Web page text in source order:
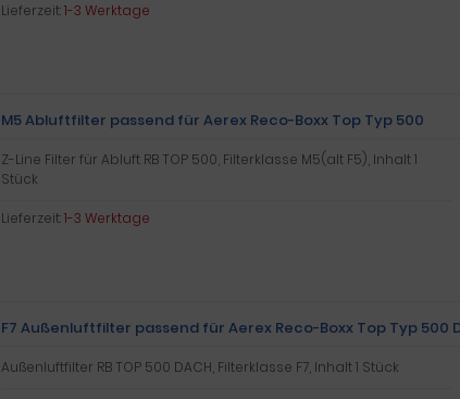
Lieferzeit:1-3 Werktage
M5 Abluftfilter passend für Aerex Reco-Boxx Top Typ 500
Z-Line Filter für Abluft RB TOP 500, Filterklasse M5(alt F5), Inhalt 1
Stück
Lieferzeit:1-3 Werktage
F7 Außenluftfilter passend für Aerex Reco-Boxx Top Typ 500
Außenluftfilter RB TOP 500 DACH, Filterklasse F7, Inhalt 1 Stück